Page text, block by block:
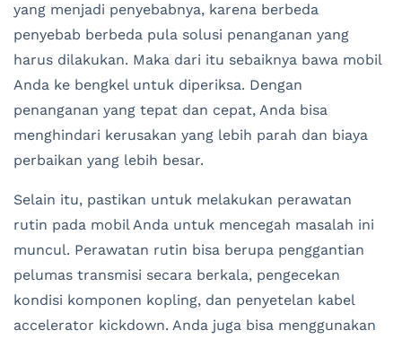
yang menjadi penyebabnya, karena berbeda
penyebab berbeda pula solusi penanganan yang
harus dilakukan. Maka dari itu sebaiknya bawa mobil
Anda ke bengkel untuk diperiksa. Dengan
penanganan yang tepat dan cepat, Anda bisa
menghindari kerusakan yang lebih parah dan biaya
perbaikan yang lebih besar.
Selain itu, pastikan untuk melakukan perawatan
rutin pada mobil Anda untuk mencegah masalah ini
muncul. Perawatan rutin bisa berupa penggantian
pelumas transmisi secara berkala, pengecekan
kondisi komponen kopling, dan penyetelan kabel
accelerator kickdown. Anda juga bisa menggunakan